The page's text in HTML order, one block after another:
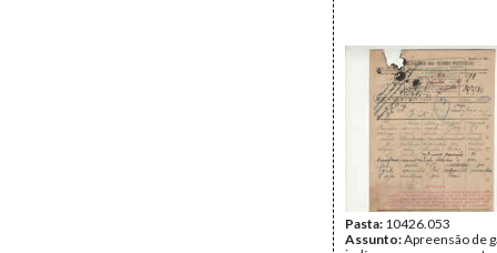
Pasta: 10426.053
Assunto:Apreensão de